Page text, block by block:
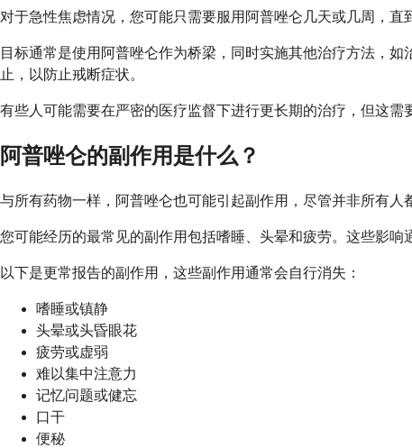
对于急性焦虑情况，您可能只需要服用阿普唑仑几天或几周，
目标通常是使用阿普唑仑作为桥梁，同时实施其他治疗方法，
止，以防止戒断症状。
有些人可能需要在严密的医疗监督下进行更长期的治疗，但这
阿普唑仑的副作用是什么？
与所有药物一样，阿普唑仑也可能引起副作用，尽管并非所有
您可能经历的最常见的副作用包括嗜睡、头晕和疲劳。这些影
以下是更常报告的副作用，这些副作用通常会自行消失：
嗜睡或镇静
头晕或头昏眼花
疲劳或虚弱
难以集中注意力
记忆问题或健忘
口干
便秘